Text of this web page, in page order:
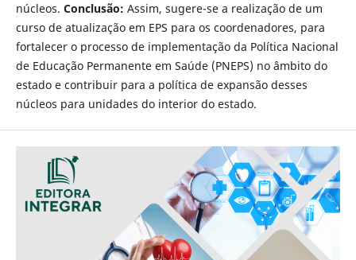
núcleos. Conclusão: Assim, sugere-se a realização de um
curso de atualização em EPS para os coordenadores, para
fortalecer o processo de implementação da Política Nacional
de Educação Permanente em Saúde (PNEPS) no âmbito do
estado e contribuir para a política de expansão desses
núcleos para unidades do interior do estado.